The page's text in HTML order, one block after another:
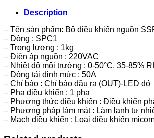
Description
– Tên sản phẩm: Bộ điều khiển nguồn
– Dòng : SPC1
– Trọng lượng : 1kg
– Điện áp nguồn : 220VAC
– Nhiệt độ môi trường : 0-50°C, 35-85%
– Dòng tải định mức : 50A
– Chỉ báo : Chỉ báo đầu ra (OUT)-LED đỏ
– Pha điều khiển : 1 pha
– Phương thức điều khiển : Điều khiển
– Phương pháp làm mát : Làm lạnh tự
– Mạch điều khiển : Loại điều khiển